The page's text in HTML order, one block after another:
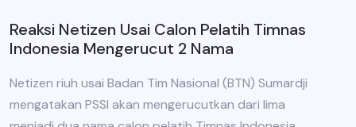
Reaksi Netizen Usai Calon Pelatih Timnas
Indonesia Mengerucut 2 Nama
Netizen riuh usai Badan Tim Nasional (BTN) Sumardji
mengatakan PSSI akan mengerucutkan dari lima